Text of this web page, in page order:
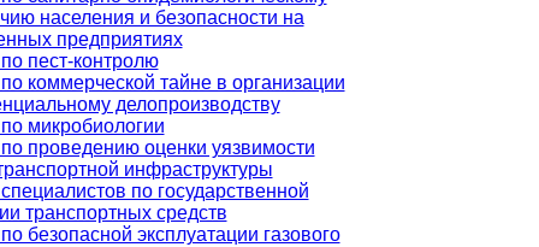
населения и безопасности на
предприятиях
пест-контролю
коммерческой тайне в организации
делопроизводству
микробиологии
проведению оценки уязвимости
инфраструктуры
по государственной
транспортных средств
безопасной эксплуатации газового